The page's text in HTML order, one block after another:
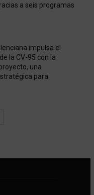
a seis programas
impulsa el
la CV-95 con la
una
para